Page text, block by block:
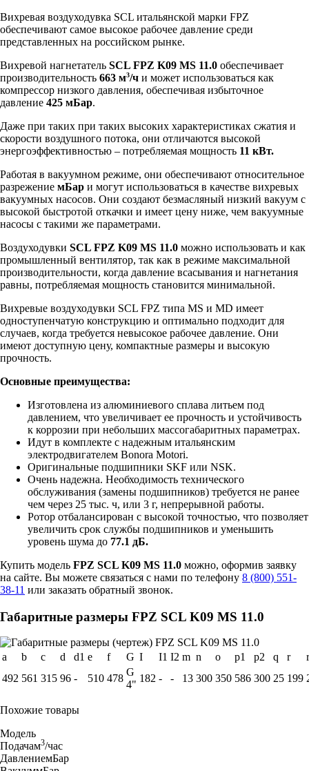
Вихревая воздуходувка SCL итальянской марки FPZ
обеспечивают самое высокое рабочее давление среди
представленных на российском рынке.
Вихревой нагнетатель SCL FPZ K09 MS 11.0 обеспечивает
производительность 663 м3/ч и может использоваться как
компрессор низкого давления, обеспечивая избыточное
давление 425 мБар.
Даже при таких при таких высоких характеристиках сжатия и
скорости воздушного потока, они отличаются высокой
энергоэффективностью – потребляемая мощность 11 кВт.
Работая в вакуумном режиме, они обеспечивают относительное
разрежение мБар и могут использоваться в качестве вихревых
вакуумных насосов. Они создают безмасляный низкий вакуум с
высокой быстротой откачки и имеет цену ниже, чем вакуумные
насосы с такими же параметрами.
Воздуходувки SCL FPZ K09 MS 11.0 можно использовать и как
промышленный вентилятор, так как в режиме максимальной
производительности, когда давление всасывания и нагнетания
равны, потребляемая мощность становится минимальной.
Вихревые воздуходувки SCL FPZ типа MS и MD имеет
одноступенчатую конструкцию и оптимально подходит для
случаев, когда требуется невысокое рабочее давление. Они
имеют доступную цену, компактные размеры и высокую
прочность.
Основные преимущества:
Изготовлена из алюминиевого сплава литьем под
давлением, что увеличивает ее прочность и устойчивость
к коррозии при небольших массогабаритных параметрах.
Идут в комплекте с надежным итальянским
электродвигателем Bonora Motori.
Оригинальные подшипники SKF или NSK.
Очень надежна. Необходимость технического
обслуживания (замены подшипников) требуется не ранее
чем через 25 тыс. ч, или 3 г, непрерывной работы.
Ротор отбалансирован с высокой точностью, что позволяет
увеличить срок службы подшипников и уменьшить
уровень шума до 77.1 дБ.
Купить модель FPZ SCL K09 MS 11.0 можно, оформив заявку
на сайте. Вы можете связаться с нами по телефону 8 (800) 551-
38-11 или заказать обратный звонок.
Габаритные размеры FPZ SCL K09 MS 11.0
a b c d d1 e f G I I1 I2 m n o p1 p2 q r
492 561 315 96 - 510 478
G
4"
182 - - 13 300 350 586 300 25 199
Похожие товары
Модель
Подачам3/час
ДавлениемБар